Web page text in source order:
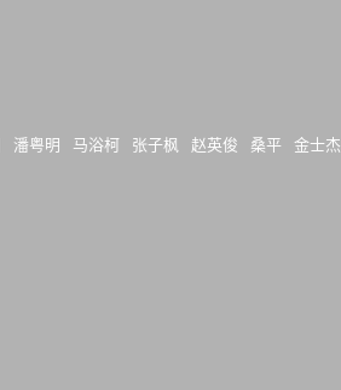
潘粤明 马浴柯 张子枫 赵英俊 桑平 金士杰